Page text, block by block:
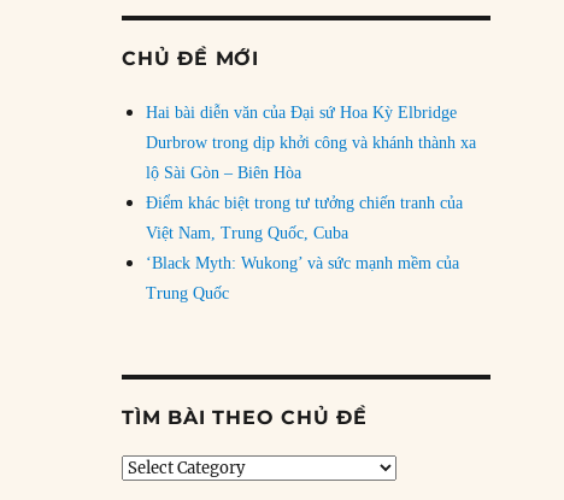
CHỦ ĐỀ MỚI
Hai bài diễn văn của Đại sứ Hoa Kỳ Elbridge
Durbrow trong dịp khởi công và khánh thành xa
lộ Sài Gòn – Biên Hòa
Điểm khác biệt trong tư tưởng chiến tranh của
Việt Nam, Trung Quốc, Cuba
‘Black Myth: Wukong’ và sức mạnh mềm của
Trung Quốc
TÌM BÀI THEO CHỦ ĐỀ
Tìm